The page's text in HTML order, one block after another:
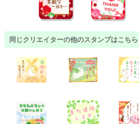
同じクリエイターの他のスタンプはこちら